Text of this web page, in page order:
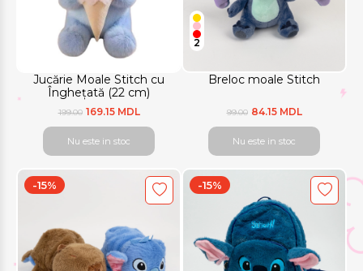
Jucărie Moale Stitch cu
Înghețată (22 cm)
199.00 169.15 MDL
Nu este in stoc
Breloc moale Stitch
2
99.00 84.15 MDL
Nu este in stoc
-15% -15%